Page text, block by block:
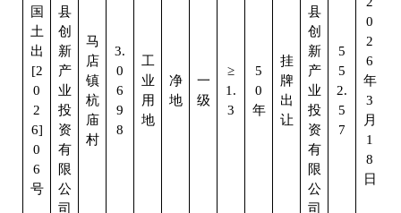
国
土
出
[2
0
2
6]
0
6
号
县
创
新
产
业
投
资
有
限
公
司
马
店
镇
杭
庙
村
3.
0
6
9
8
工
业
用
地
净
地
一
级
≥
1.
3
5
0
年
挂
牌
出
让
县
创
新
产
业
投
资
有
限
公
司
5
5
2.
5
7
0
2
6
年
3
月
1
8
日